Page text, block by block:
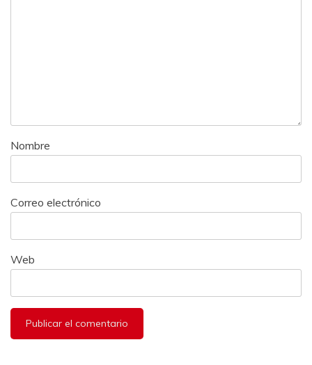
Nombre
Correo electrónico
Web